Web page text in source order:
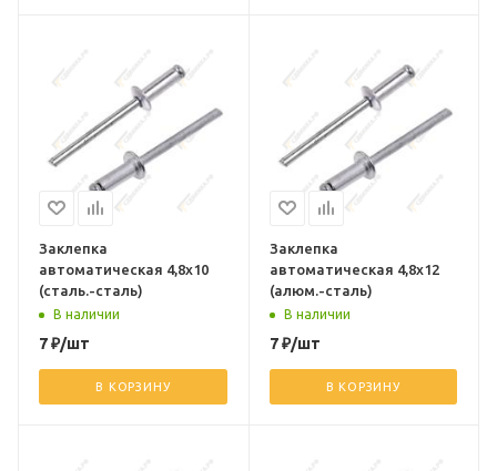
Заклепка
автоматическая 4,8х10
(сталь.-сталь)
В наличии
7₽/шт
В КОРЗИНУ
Заклепка
автоматическая 4,8х12
(алюм.-сталь)
В наличии
7₽/шт
В КОРЗИНУ